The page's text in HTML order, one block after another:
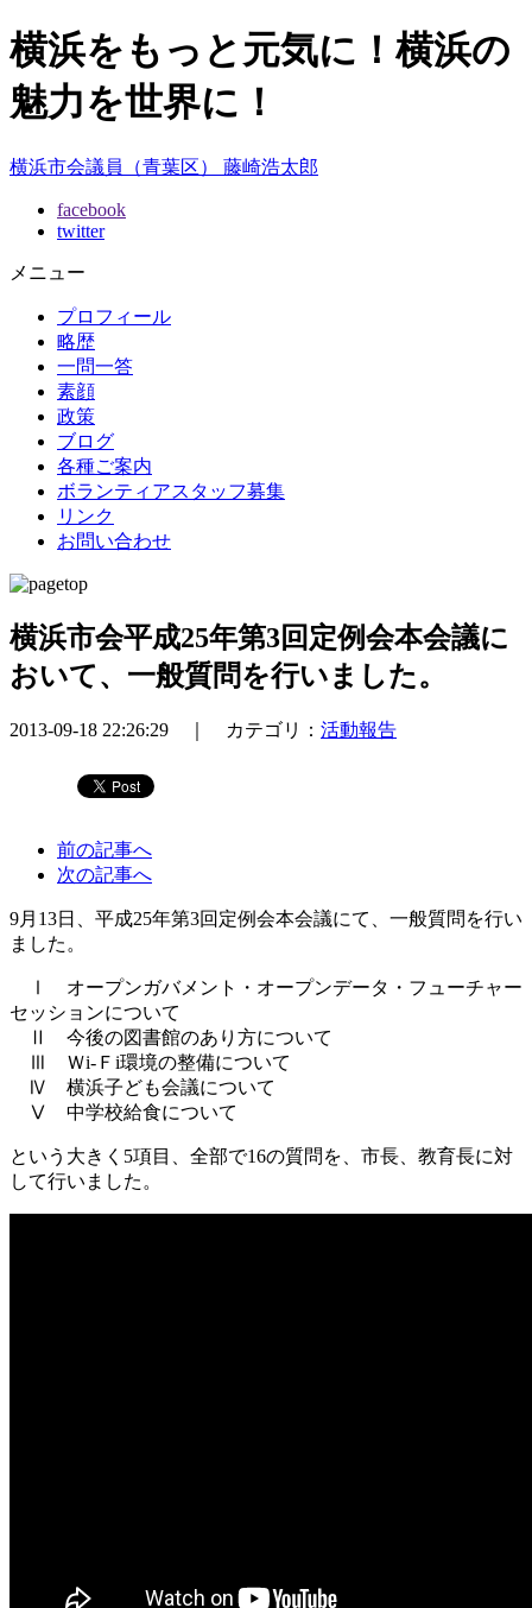
横浜をもっと元気に！横浜の
魅力を世界に！
横浜市会議員（青葉区） 藤崎浩太郎
facebook
twitter
メニュー
プロフィール
略歴
一問一答
素顔
政策
ブログ
各種ご案内
ボランティアスタッフ募集
リンク
お問い合わせ
横浜市会平成25年第3回定例会本会議に
おいて、一般質問を行いました。
2013-09-18 22:26:29 ｜ カテゴリ： 活動報告
前の記事へ
次の記事へ
9月13日、平成25年第3回定例会本会議にて、一般質問を行い
ました。
Ⅰ オープンガバメント・オープンデータ・フューチャー
セッションについて
Ⅱ 今後の図書館のあり方について
Ⅲ Ｗi-Ｆi環境の整備について
Ⅳ 横浜子ども会議について
Ⅴ 中学校給食について
という大きく5項目、全部で16の質問を、市長、教育長に対
して行いました。